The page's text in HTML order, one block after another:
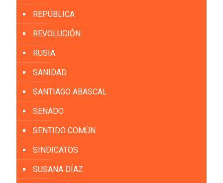
REPÚBLICA
REVOLUCIÓN
RUSIA
SANIDAD
SANTIAGO ABASCAL
SENADO
SENTIDO COMÚN
SINDICATOS
SUSANA DÍAZ